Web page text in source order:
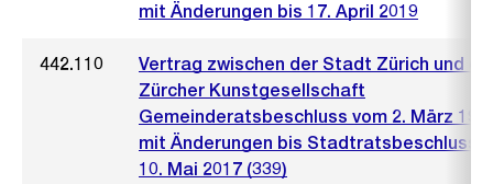
mit Änderungen bis 17. April 2019
442.110
Vertrag zwischen der Stadt Zürich und
Zürcher Kunstgesellschaft
Gemeinderatsbeschluss vom 2. März
mit Änderungen bis Stadtratsbeschluss
10. Mai 2017 (339)